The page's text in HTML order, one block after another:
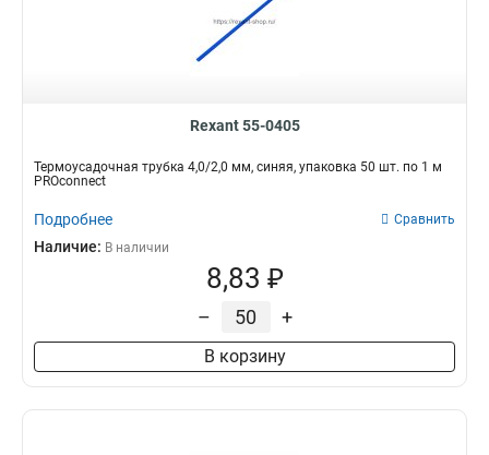
Rexant 55-0405
Термоусадочная трубка 4,0/2,0 мм, синяя, упаковка 50 шт. по 1 м
PROconnect
Подробнее Сравнить
Наличие: В наличии
8,83 ₽
– +
В корзину